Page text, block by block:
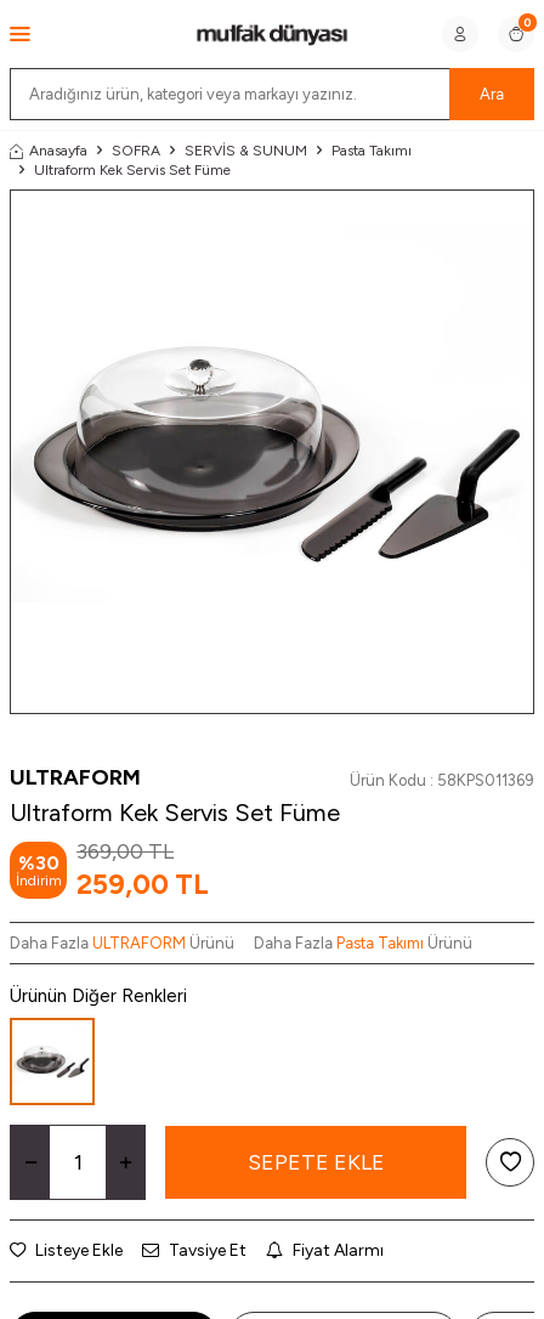
Ara
0
Anasayfa SOFRA SERVİS & SUNUM
Pasta Takımı
Ultraform Kek Servis Set Füme
ULTRAFORM Ürün Kodu : 58KPS011369
Ultraform Kek Servis Set Füme
%30
İndirim
369,00TL
259,00 TL
Daha Fazla ULTRAFORM Ürünü Daha Fazla Pasta Takımı Ürünü
Ürünün Diğer Renkleri
SEPETE EKLE
Listeye Ekle Tavsiye Et Fiyat Alarmı